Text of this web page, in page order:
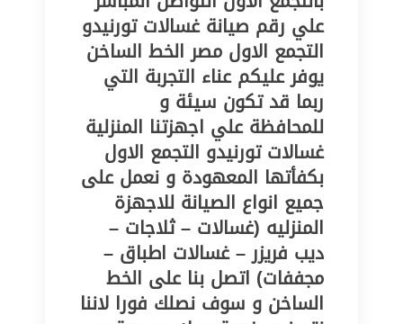
علي رقم صيانة غسالات تورنيدو
التجمع الاول مصر الخط الساخن
يوفر عليكم عناء التجربة التي
ربما قد تكون سيئة و
للمحافظة علي اجهزتنا المنزلية
غسالات تورنيدو التجمع الاول
بكفأتها المعهودة و نعمل على
جميع انواع الصيانة للاجهزة
المنزليه (غسالات – ثلاجات –
ديب فريزر – غسالات اطباق –
مجففات) اتصل بنا على الخط
الساخن و سوف نصلك فورا لاننا